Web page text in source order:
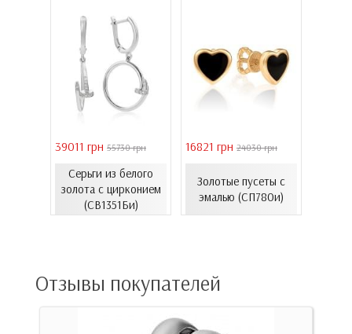
39011 грн 55730 грн
Серьги из белого
золота с цирконием
(СВ1351Би)
16821 грн 24030 грн
Золотые пусеты с
эмалью (СП780и)
Отзывы покупателей